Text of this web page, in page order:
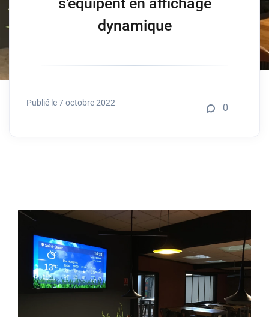
dynamique
Publié le 7 octobre 2022 0